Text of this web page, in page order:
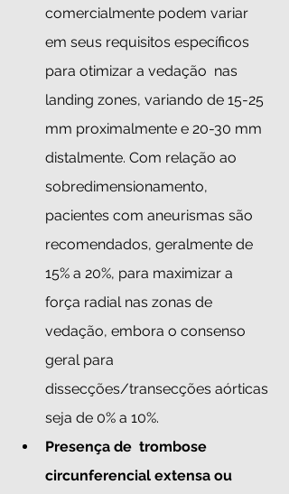
comercialmente podem variar
em seus requisitos específicos
para otimizar a vedação  nas
landing zones, variando de 15-25
mm proximalmente e 20-30 mm
distalmente. Com relação ao
sobredimensionamento,
pacientes com aneurismas são
recomendados, geralmente de
15% a 20%, para maximizar a
força radial nas zonas de
vedação, embora o consenso
geral para
dissecções/transecções aórticas
seja de 0% a 10%.
Presença de  trombose
circunferencial extensa ou